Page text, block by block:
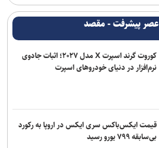
عصر پیشرفت - مقصد
کوروت گرند اسپرت X مدل ۲۰۲۷؛ اثبات جادوی
نرم‌افزار در دنیای خودروهای اسپرت
قیمت ایکس‌باکس سری ایکس در اروپا به رکورد
بی‌سابقه ۷۹۹ یورو رسید